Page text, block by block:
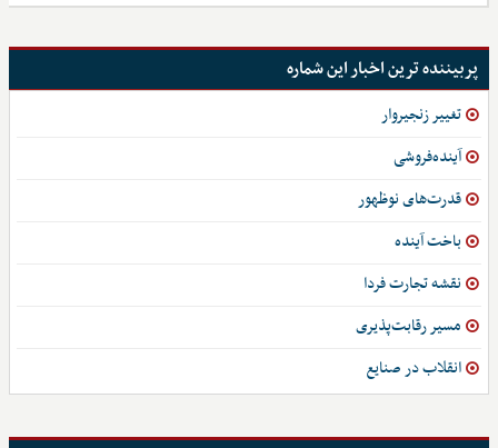
پربیننده ترین اخبار این شماره
تغییر زنجیروار
آینده‌فروشی
قدرت‌های نوظهور
باخت آینده
نقشه تجارت فردا
مسیر رقابت‌پذیری
انقلاب در صنایع